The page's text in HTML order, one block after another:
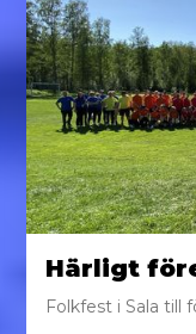
Härligt
Folkfest i Sala till